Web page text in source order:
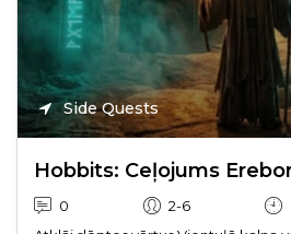
Side Quests
Hobbits: Ceļojums
0 2-6